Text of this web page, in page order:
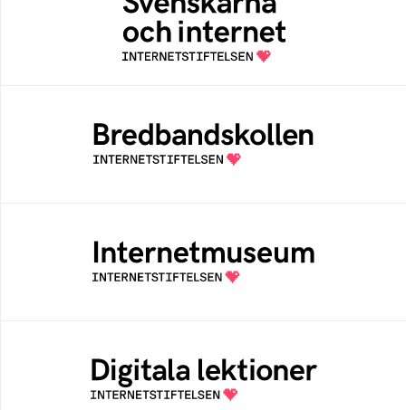
En årlig studie av svenska folkets
internetvanor
Bredbandskollen är ett oberoende
konsumentverktyg som drivs av
Internetstiftelsen
Ett digitalt museum som byggts, och kureras
av Internetstiftelsen
Öppen digital lärresurs med färdiga lektioner
för alla stadier i grundskolan